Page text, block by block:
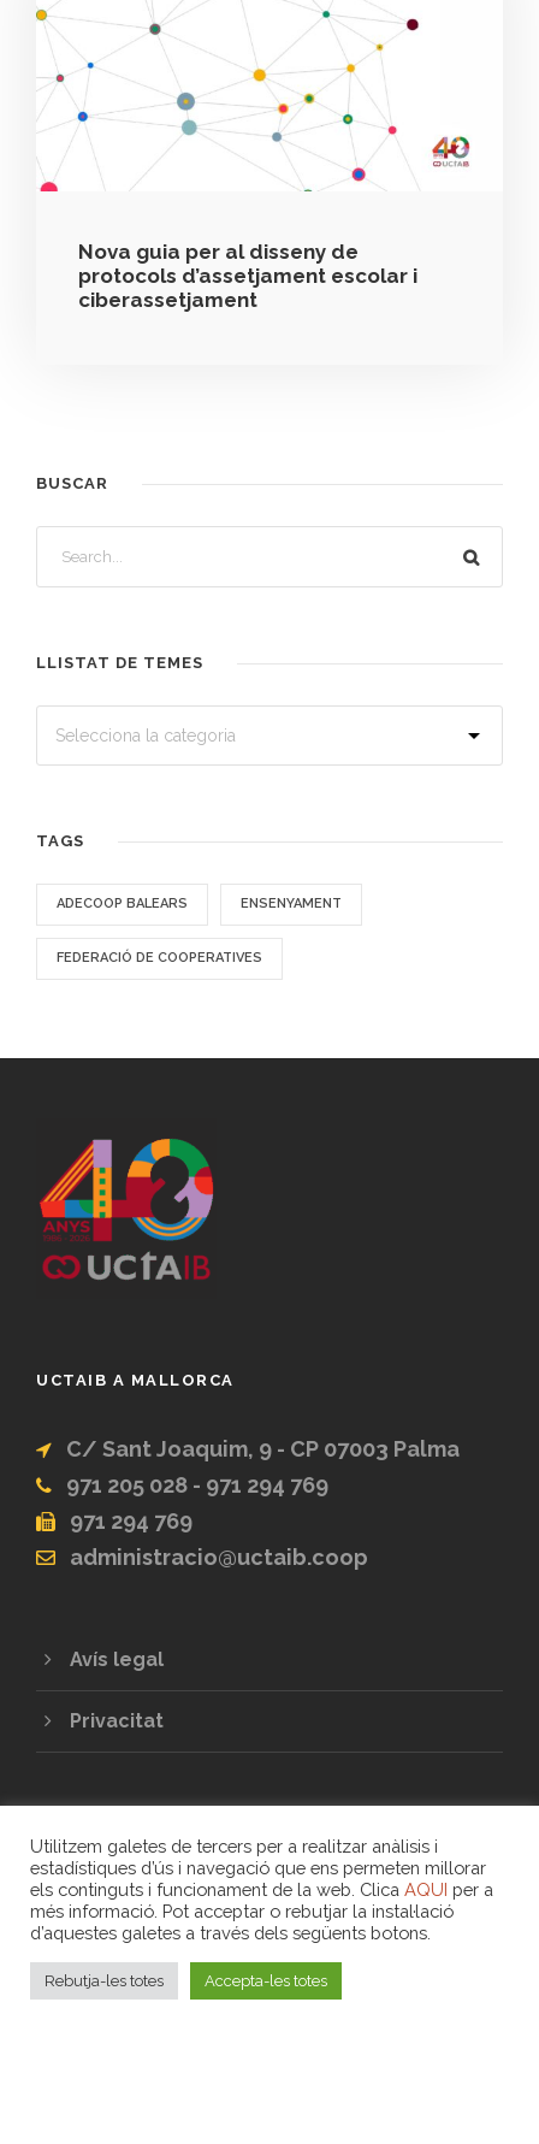
Nova guia per al disseny de
protocols d’assetjament escolar i
ciberassetjament
BUSCAR
LLISTAT DE TEMES
TAGS
ADECOOP BALEARS ENSENYAMENT
FEDERACIÓ DE COOPERATIVES
UCTAIB A MALLORCA
C/ Sant Joaquim, 9 - CP 07003 Palma
971 205 028 - 971 294 769
971 294 769
administracio@uctaib.coop
Avís legal
Privacitat
COPYRIGHT 2020 - UNIÓ DE COOPERATIVES
DE TREBALL ASSOCIAT DE LES ILLES
BALEARS
Utilitzem galetes de tercers per a realitzar anàlisis i
estadístiques d’ús i navegació que ens permeten millorar
els continguts i funcionament de la web. Clica AQUI per a
més informació. Pot acceptar o rebutjar la instal·lació
d’aquestes galetes a través dels següents botons.
Rebutja-les totes Accepta-les totes